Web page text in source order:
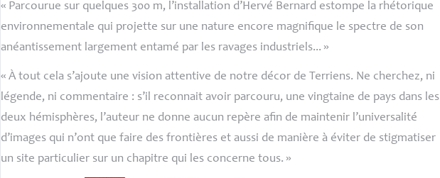
« Parcourue sur quelques 300 m, l’installation d’Hervé Bernard estompe la rhétorique
environnementale qui projette sur une nature encore magnifique le spectre de son
anéantissement largement entamé par les ravages industriels... »
« À tout cela s’ajoute une vision attentive de notre décor de Terriens. Ne cherchez, ni
légende, ni commentaire : s’il reconnait avoir parcouru, une vingtaine de pays dans les
deux hémisphères, l’auteur ne donne aucun repère afin de maintenir l’universalité
d’images qui n’ont que faire des frontières et aussi de manière à éviter de stigmatiser
un site particulier sur un chapitre qui les concerne tous. »